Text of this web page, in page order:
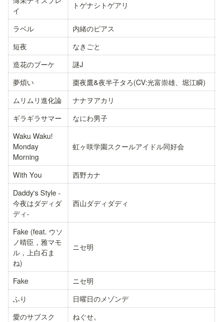
イ
トゲナシトゲアリ
ラベル
内緒のピアス
短夜
なきごと
造花のブーケ
謎J
夢煩い
棗夜鷹&夜半子タろ(CV:光富崇雄、堀江瞬)
ムリムリ進化論
ナナヲアカリ
ギラギラサマー
なにわ男子
Waku Waku!
Monday
Morning
虹ヶ咲学園スクールアイドル同好会
With You
西野カナ
Daddy's Style -
今夜はダディダ
ディ-
西山ダディダディ
Fake (feat. ウソ
ノ晴臣，雅マモ
ル，上白石ま
ね)
ニセ明
Fake
ニセ明
ふり
日曜日のメゾンデ
愛のサブスク
ねぐせ。